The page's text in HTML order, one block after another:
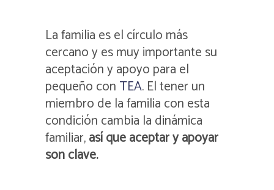
La familia es el círculo más
cercano y es muy importante su
aceptación y apoyo para el
pequeño con TEA. El tener un
miembro de la familia con esta
condición cambia la dinámica
familiar,así que aceptar y apoyar
son clave.